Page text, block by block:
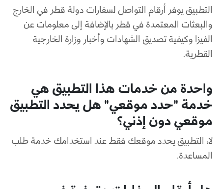
التطبيق يوفر أرقام التواصل لسفارات دولة قطر في الخارج
والبعثات المعتمدة في قطر بالإضافة إلى معلومات عن
الفيزا وكيفية تصديق الشهادات وأخبار وزارة الخارجية
القطرية.
واحدة من خدمات هذا التطبيق هي
خدمة "حدد موقعي" هل يحدد التطبيق
موقعي دون إذني؟
لا، التطبيق يحدد موقعك فقط عند استخدامك خدمة طلب
المساعدة.